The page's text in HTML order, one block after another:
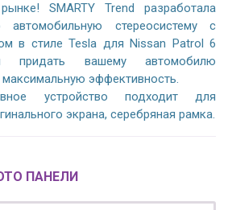
SMARTY Trend разработала
автомобильную стереосистему с
в стиле Tesla для Nissan Patrol 6
придать вашему автомобилю
эффективность.
устройство подходит для
экрана, серебряная рамка.
ПАНЕЛИ